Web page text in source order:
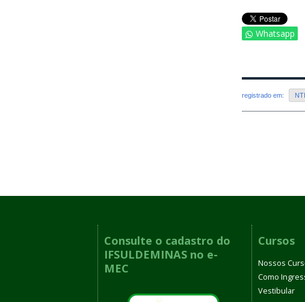
Whatsapp
registrado em: NTI
Consulte o cadastro do
IFSULDEMINAS no e-
MEC
Cursos
Nossos
Como
Vestibular